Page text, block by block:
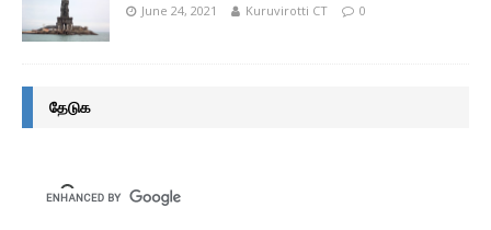
June 24, 2021 Kuruvirotti CT 0
தேடுக